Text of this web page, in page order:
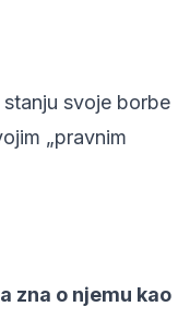
svoje borbe
„pravnim
zna o njemu kao